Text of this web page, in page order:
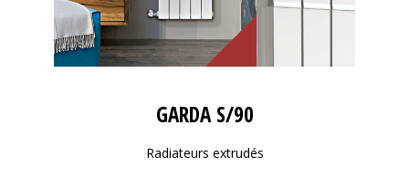
GARDA S/90
Radiateurs extrudés